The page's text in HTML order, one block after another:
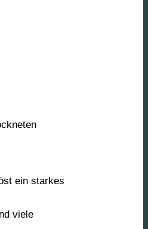
ein starkes
viele